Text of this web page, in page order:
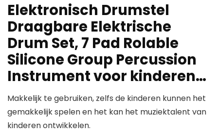
Elektronisch Drumstel
Draagbare Elektrische
Drum Set, 7 Pad Rolable
Silicone Group Percussion
Instrument voor kinderen…
Makkelijk te gebruiken, zelfs de kinderen kunnen het
gemakkelijk spelen en het kan het muziektalent van
kinderen ontwikkelen.